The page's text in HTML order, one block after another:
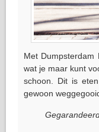
Met Dumpsterdam
wat je maar kunt
schoon. Dit is
gewoon